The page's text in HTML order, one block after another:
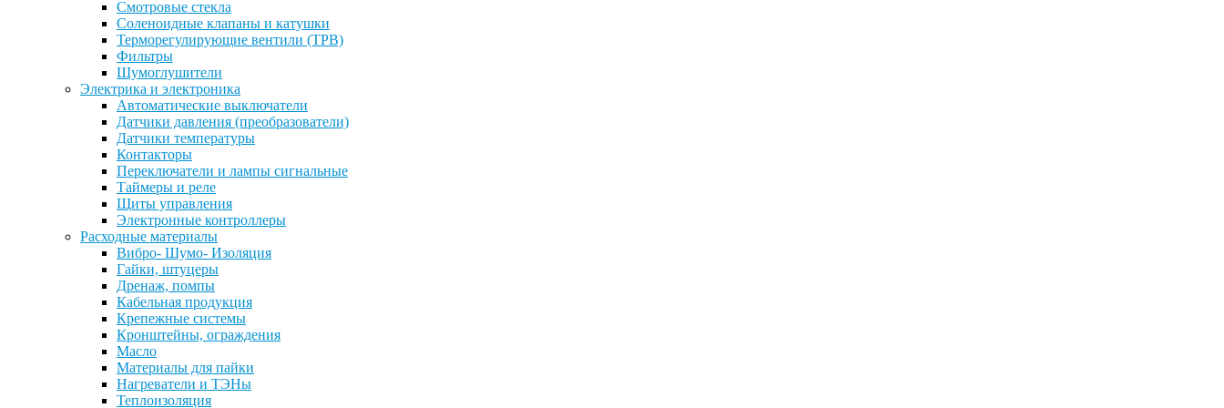
Смотровые стекла
Соленоидные клапаны и катушки
Терморегулирующие вентили (ТРВ)
Фильтры
Шумоглушители
Электрика и электроника
Автоматические выключатели
Датчики давления (преобразователи)
Датчики температуры
Контакторы
Переключатели и лампы сигнальные
Таймеры и реле
Щиты управления
Электронные контроллеры
Расходные материалы
Вибро- Шумо- Изоляция
Гайки, штуцеры
Дренаж, помпы
Кабельная продукция
Крепежные системы
Кронштейны, ограждения
Масло
Материалы для пайки
Нагреватели и ТЭНы
Теплоизоляция